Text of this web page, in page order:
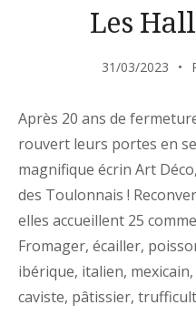
Les
31/03/2023
Après 20 ans de
rouvert leurs portes en
magnifique écrin Art
des Toulonnais !
elles accueillent 25
Fromager, écailler,
ibérique, italien,
caviste, pâtissier,